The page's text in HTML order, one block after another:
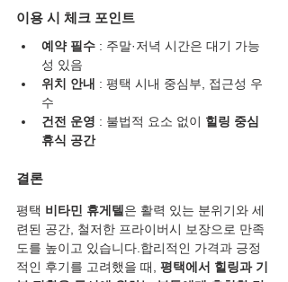
이용 시 체크 포인트
예약 필수 : 주말·저녁 시간은 대기 가능
성 있음
위치 안내 : 평택 시내 중심부, 접근성 우
수
건전 운영 : 불법적 요소 없이 힐링 중심
휴식 공간
결론
평택 비타민 휴게텔 은 활력 있는 분위기와 세
련된 공간, 철저한 프라이버시 보장으로 만족
도를 높이고 있습니다.합리적인 가격과 긍정
적인 후기를 고려했을 때, 평택에서 힐링과 기